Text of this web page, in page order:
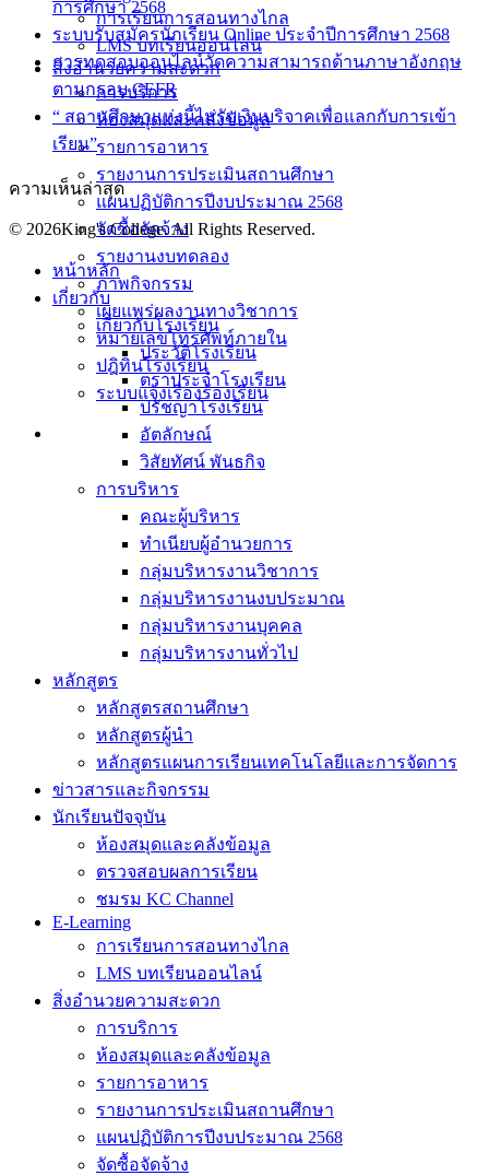
การเรียนการสอนทางไกล
LMS บทเรียนออนไลน์
สิ่งอำนวยความสะดวก
การบริการ
ห้องสมุดและคลังข้อมูล
รายการอาหาร
รายงานการประเมินสถานศึกษา
แผนปฏิบัติการปีงบประมาณ 2568
จัดซื้อจัดจ้าง
รายงานงบทดลอง
ภาพกิจกรรม
เผยแพร่ผลงานทางวิชาการ
หมายเลขโทรศัพท์ภายใน
ปฎิทินโรงเรียน
ระบบแจ้งเรื่องร้องเรียน
การศึกษา 2568
ระบบรับสมัครนักเรียน Online ประจำปีการศึกษา 2568
การทดสอบออนไลน์วัดความสามารถด้านภาษาอังกฤษ
ตามกรอบ CEFR
“ สถานศึกษาแห่งนี้ไม่รับเงินบริจาคเพื่อแลกกับการเข้า
เรียน”
ความเห็นล่าสุด
© 2026King's College. All Rights Reserved.
หน้าหลัก
เกี่ยวกับ
เกี่ยวกับโรงเรียน
ประวัติโรงเรียน
ตราประจำโรงเรียน
ปรัชญาโรงเรียน
อัตลักษณ์
วิสัยทัศน์ พันธกิจ
การบริหาร
คณะผู้บริหาร
ทำเนียบผู้อำนวยการ
กลุ่มบริหารงานวิชาการ
กลุ่มบริหารงานงบประมาณ
กลุ่มบริหารงานบุคคล
กลุ่มบริหารงานทั่วไป
หลักสูตร
หลักสูตรสถานศึกษา
หลักสูตรผู้นำ
หลักสูตรแผนการเรียนเทคโนโลยีและการจัดการ
ข่าวสารและกิจกรรม
นักเรียนปัจจุบัน
ห้องสมุดและคลังข้อมูล
ตรวจสอบผลการเรียน
ชมรม KC Channel
E-Learning
การเรียนการสอนทางไกล
LMS บทเรียนออนไลน์
สิ่งอำนวยความสะดวก
การบริการ
ห้องสมุดและคลังข้อมูล
รายการอาหาร
รายงานการประเมินสถานศึกษา
แผนปฏิบัติการปีงบประมาณ 2568
จัดซื้อจัดจ้าง